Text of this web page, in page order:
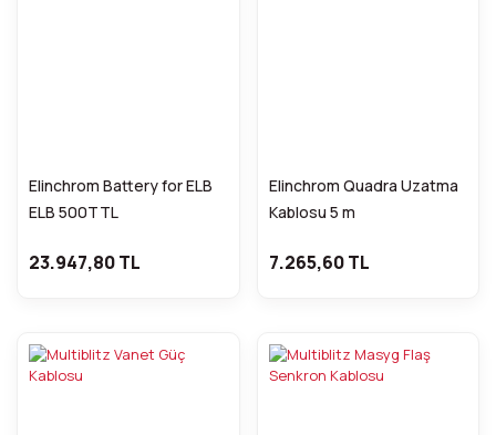
Elinchrom Battery for ELB
ELB 500TTL
23.947,80 TL
Elinchrom Quadra Uzatma
Kablosu 5 m
7.265,60 TL